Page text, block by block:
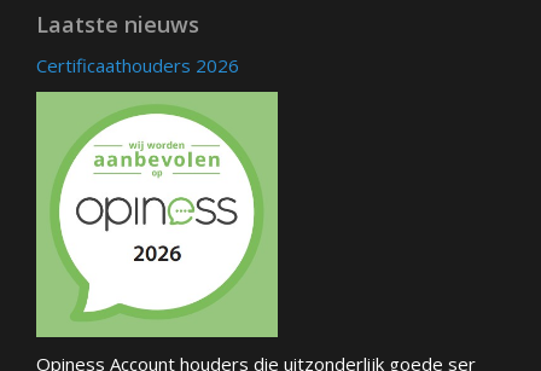
Laatste nieuws
Certificaathouders 2026
Opiness Account houders die uitzonderlijk goede ser